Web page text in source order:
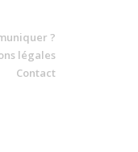
?
légales
Contact